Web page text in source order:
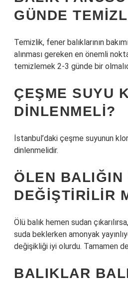
GÜNDE
Temizlik, fener balıklarının
alınması gereken en önemli
temizlemek 2-3 günde bir
ÇEŞME SUYU
DINLENMELI?
İstanbul’daki çeşme suyunun
dinlenmelidir.
ÖLEN BALIĞIN
DEĞIŞTIRILIR
Ölü balık hemen sudan
suda beklerken amonyak
değişikliği iyi olurdu. Tamamen
BALIKLAR